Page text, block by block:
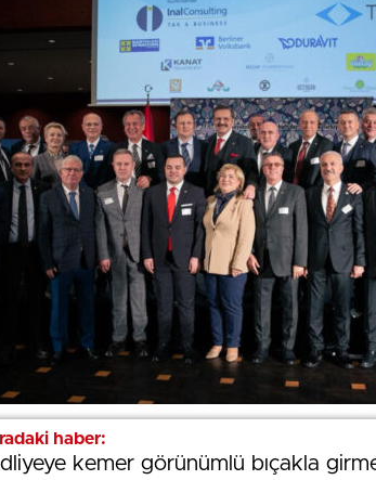
haber:
kemer görünümlü bıçakla
BEĞENDİM ABONE OL News
haber:
kemer görünümlü bıçakla